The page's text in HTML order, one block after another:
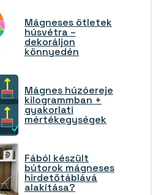
Mágneses ötletek
húsvétra –
dekoráljon
könnyedén
Mágnes húzóereje
kilogrammban +
gyakorlati
mértékegységek
Fából készült
bútorok mágneses
hirdetőtáblává
alakítása?